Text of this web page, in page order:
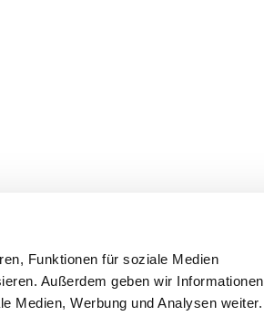
Funktionen für soziale Medien
Außerdem geben wir Informationen
Medien, Werbung und Analysen weiter.